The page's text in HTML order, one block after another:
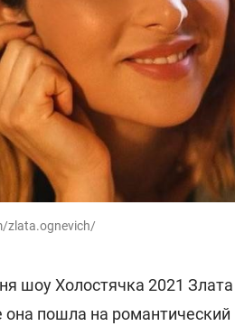
zlata.ognevich/
шоу Холостячка 2021
пошла на романтический